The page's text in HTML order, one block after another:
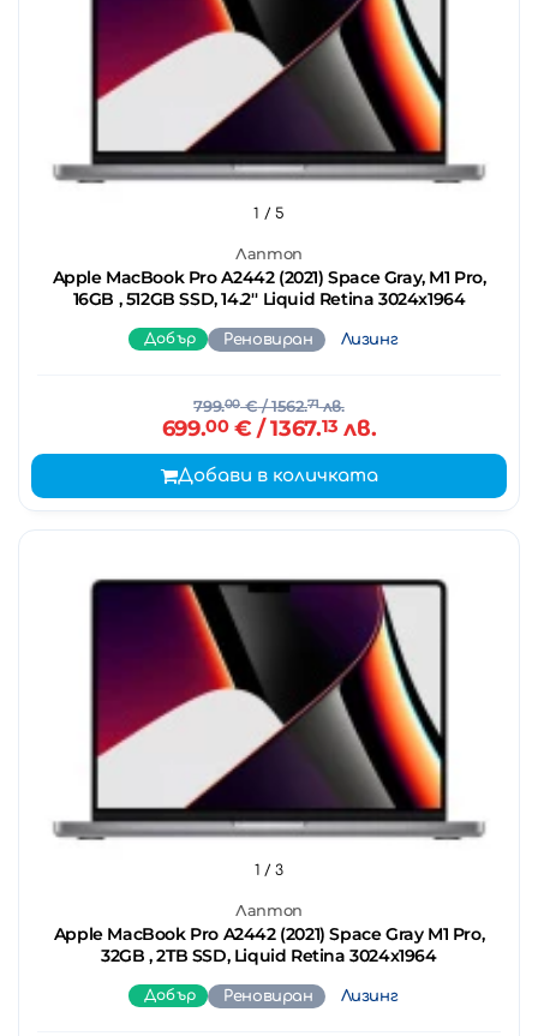
Лаптоп
Apple MacBook Pro A2442 (2021) Space Gray, M1 Pro,
16GB , 512GB SSD, 14.2'' Liquid Retina 3024x1964
1 / 5
Добър Реновиран Лизинг
799.00€/ 1562.71лв.
699.00€ / 1367.13 лв.
Добави в количката
Лаптоп
Apple MacBook Pro A2442 (2021) Space Gray M1 Pro,
32GB , 2TB SSD, Liquid Retina 3024x1964
1 / 3
Добър Реновиран Лизинг